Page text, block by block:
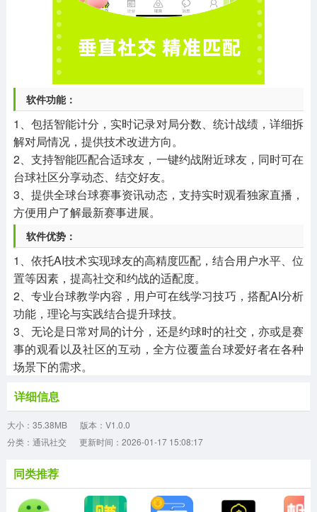
软件功能：
1、包括智能计分，实时记录对局分数、统计战绩，详细拆
解对局情况，提供技术改进方向。
2、支持智能匹配合适球友，一键约战附近球友，同时可在
台球社区分享动态、结交好友。
3、提供全球台球赛事资讯动态，支持实时观看独家直播，
方便用户了解最新赛事进展。
软件优势：
1、依托AI技术实现球友的高精度匹配，结合用户水平、位
置等因素，提高社交和约战的适配度。
2、专业台球教学内容，用户可在线学习技巧，搭配AI分析
功能，理论与实践结合提升球技。
3、无论是日常对局的计分，还是约球时的社交，亦或是赛
事的观看以及社区的互动，全方位覆盖台球爱好者在各种
场景下的需求。
详细信息
大小：35.38MB
版本：V1.0.0
分类：通讯社交
更新时间：2026-01-17 15:08:17
同类推荐